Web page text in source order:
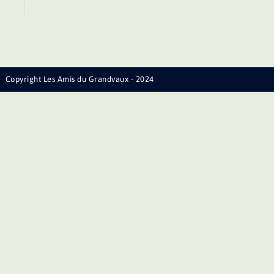
Copyright Les Amis du Grandvaux - 2024